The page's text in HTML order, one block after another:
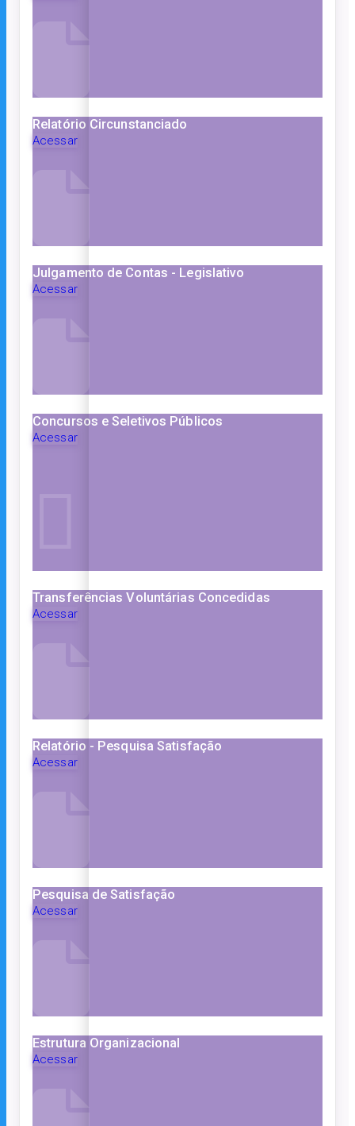
Relatório Circunstanciado
Acessar
Julgamento de Contas - Legislativo
Acessar
Concursos e Seletivos Públicos
Acessar
Transferências Voluntárias Concedidas
Acessar
Relatório - Pesquisa Satisfação
Acessar
Pesquisa de Satisfação
Acessar
Estrutura Organizacional
Acessar